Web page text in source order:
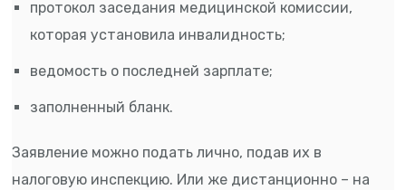
протокол заседания медицинской комиссии,
которая установила инвалидность;
ведомость о последней зарплате;
заполненный бланк.
Заявление можно подать лично, подав их в
налоговую инспекцию. Или же дистанционно – на